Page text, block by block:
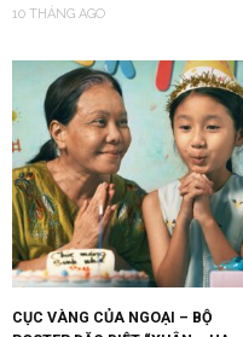
10 THÁNG AGO
CỤC VÀNG CỦA NGOẠI – BỘ